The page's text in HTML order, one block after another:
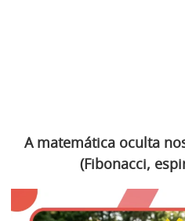
A matemática oculta
(Fibonacci,